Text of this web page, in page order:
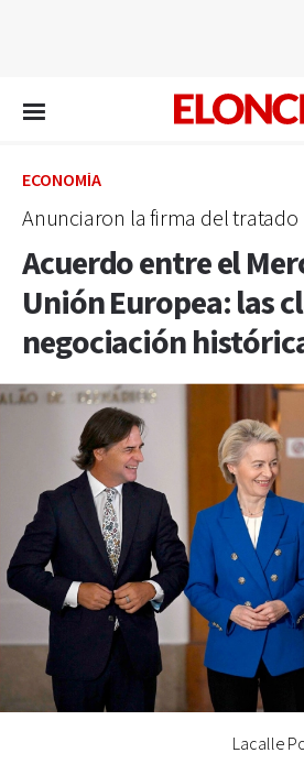
ECONOMÍA
Anunciaron la firma del tratado
Acuerdo entre el
Unión Europea: las
negociación
Lacalle